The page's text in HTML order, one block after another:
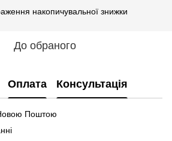
накопичувальної знижки
До обраного
Оплата Консультація
Поштою